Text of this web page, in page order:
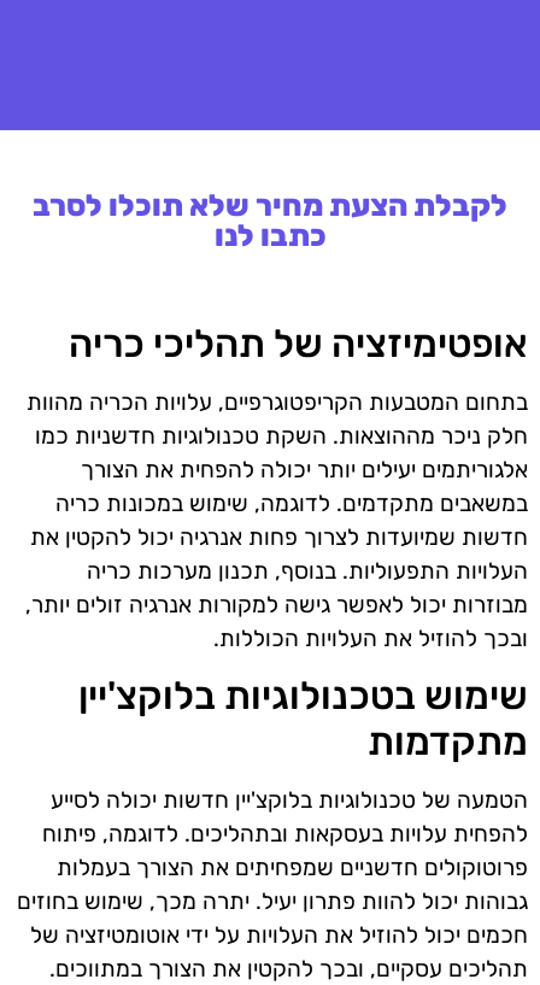
לקבלת הצעת מחיר שלא תוכלו לסרב
כתבו לנו
אופטימיזציה של תהליכי כריה
בתחום המטבעות הקריפטוגרפיים, עלויות הכריה מהוות
חלק ניכר מההוצאות. השקת טכנולוגיות חדשניות כמו
אלגוריתמים יעילים יותר יכולה להפחית את הצורך
במשאבים מתקדמים. לדוגמה, שימוש במכונות כריה
חדשות שמיועדות לצרוך פחות אנרגיה יכול להקטין את
העלויות התפעוליות. בנוסף, תכנון מערכות כריה
מבוזרות יכול לאפשר גישה למקורות אנרגיה זולים יותר,
ובכך להוזיל את העלויות הכוללות.
שימוש בטכנולוגיות בלוקצ'יין
מתקדמות
הטמעה של טכנולוגיות בלוקצ'יין חדשות יכולה לסייע
להפחית עלויות בעסקאות ובתהליכים. לדוגמה, פיתוח
פרוטוקולים חדשניים שמפחיתים את הצורך בעמלות
גבוהות יכול להוות פתרון יעיל. יתרה מכך, שימוש בחוזים
חכמים יכול להוזיל את העלויות על ידי אוטומטיזציה של
תהליכים עסקיים, ובכך להקטין את הצורך במתווכים.